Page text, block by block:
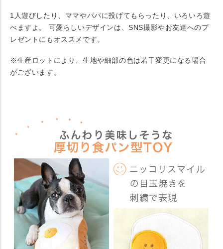
1人遊びしたり、ママやパパに投げてもらったり、いろいろ遊
べますよ。 可愛らしいデザインは、SNS撮影やお友達へのプ
レゼントにもオススメです。
※生産ロットにより、生地や細部の色は若干変更になる場合
がございます。